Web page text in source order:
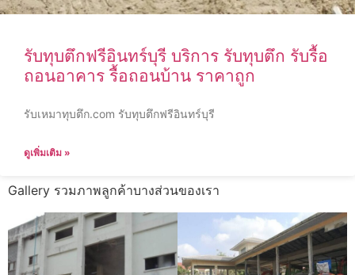
รับทุบตึกฟรีอินทร์บุรี บริการ รับทุบตึก รับรื้อ
ถอนอาคาร รื้อถอนบ้าน ราคาถูก
รับเหมาทุบตึก.com รับทุบตึกฟรีอินทร์บุรี
ดูเพิ่มเติม »
Gallery รวมภาพลูกค้าบางส่วนของเรา